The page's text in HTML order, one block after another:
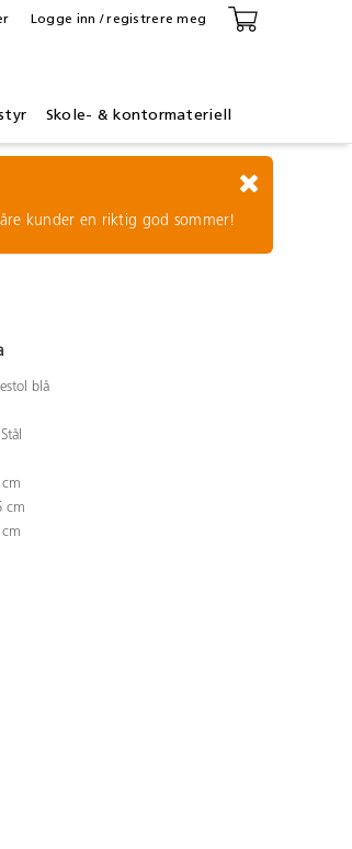
Skole- & kontormateriell
Logge inn / registrere meg
kunder en riktig god sommer!
blå
Stål
cm